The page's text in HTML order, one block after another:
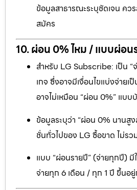
ข้อมูลสาธารณะระบุชัดเจน ค
สมัคร
10. ผ่อน 0% ไหม / แบบผ่อน
สำหรับ LG Subscribe: เป็น “
เกจ ซึ่งอาจมีเงื่อนไขแบ่งจ่ายเ
อาจไม่เหมือน “ผ่อน 0%” แบบ
ข้อมูลระบุว่า “ผ่อน 0% นานสูง
ชั่นทั่วไปของ LG ซื้อขาด ไม่ร
แบบ “ผ่อนรายปี” (จ่ายทุกปี) มี
จ่ายทุก 6 เดือน / ทุก 1 ปี ขึ้นอ